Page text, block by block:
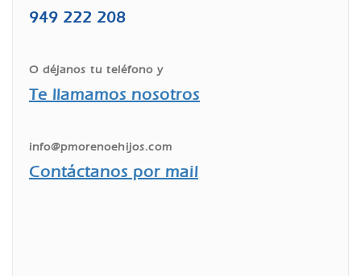
949 222 208
O déjanos tu teléfono y
Te llamamos nosotros
info@pmorenoehijos.com
Contáctanos por mail